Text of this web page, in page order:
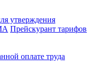
утверждения
Прейскурант тарифов
оплате труда